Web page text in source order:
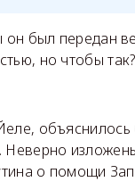
он был передан
но чтобы так?
объяснилось
о помощи